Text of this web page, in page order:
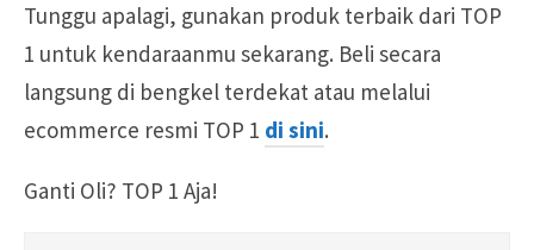
Tunggu apalagi, gunakan produk terbaik dari TOP
1 untuk kendaraanmu sekarang. Beli secara
langsung di bengkel terdekat atau melalui
ecommerce resmi TOP 1 di sini.
Ganti Oli? TOP 1 Aja!